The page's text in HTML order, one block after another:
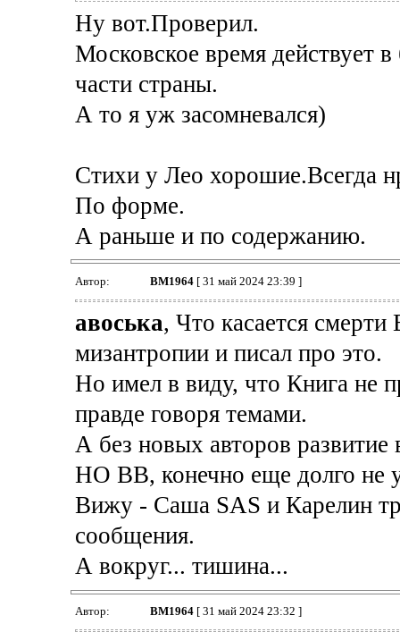
Ну вот.Проверил.
Московское время действует
части страны.
А то я уж засомневался)
Стихи у Лео хорошие.Всегда
По форме.
А раньше и по содержанию.
Автор: BM1964[ 31 май 2024 23:39 ]
авоська, Что касается
мизантропии и писал про это.
Но имел в виду, что Книга не
правде говоря темами.
А без новых авторов
НО ВВ, конечно еще долго не
Вижу - Саша SAS и Карелин
сообщения.
А вокруг... тишина...
Автор: BM1964[ 31 май 2024 23:32 ]